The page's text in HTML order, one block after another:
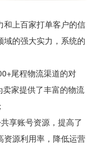
和上百家打单客户的信
的强大实力，系统的
尾程物流渠道的对
家提供了丰富的物流
享账号资源，提高了
资源利用率，降低运营